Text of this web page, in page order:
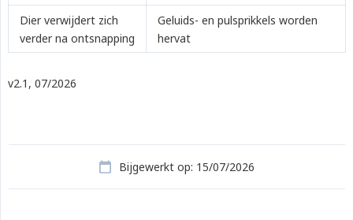
Dier verwijdert zich
verder na ontsnapping
Geluids- en pulsprikkels worden
hervat
v2.1, 07/2026
Bijgewerkt op: 15/07/2026